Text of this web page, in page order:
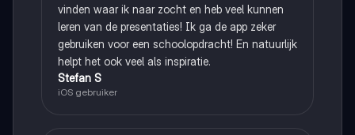
vinden waar ik naar zocht en heb veel kunnen
leren van de presentaties! Ik ga de app zeker
gebruiken voor een schoolopdracht! En natuurlijk
helpt het ook veel als inspiratie.
Stefan S
iOS gebruiker